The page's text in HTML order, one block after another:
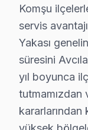
• 6 aylık
• Hisense
• İmzalı
• Hisense
• Avcılar
Avcılar
Komşu
servis
Yakası
süresini
yıl boyunca
tutmamızdan